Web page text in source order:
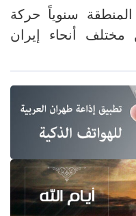
سنوياً حركة
مختلف أنحاء إيران